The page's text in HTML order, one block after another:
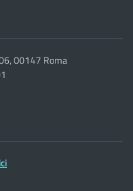
00147 Roma